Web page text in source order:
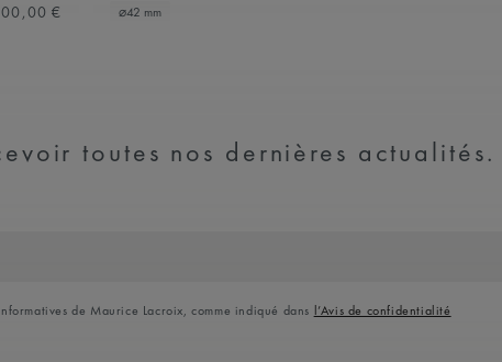
€
⌀42 mm
toutes nos dernières actualités.
de Maurice Lacroix, comme indiqué dans l’Avis de confidentialité